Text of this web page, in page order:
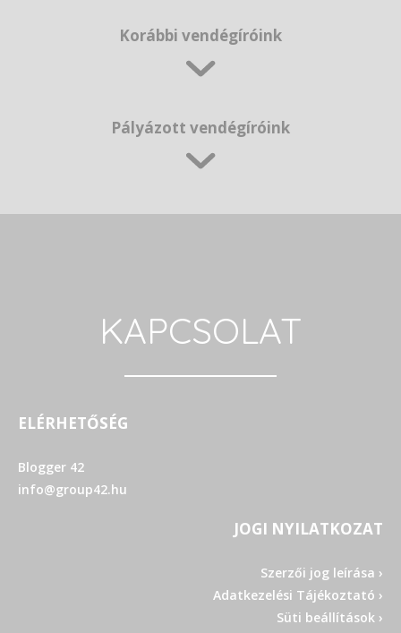
Korábbi vendégíróink
Pályázott vendégíróink
KAPCSOLAT
ELÉRHETŐSÉG
Blogger 42
info@group42.hu
JOGI NYILATKOZAT
Szerzői jog leírása ›
Adatkezelési Tájékoztató ›
Süti beállítások ›